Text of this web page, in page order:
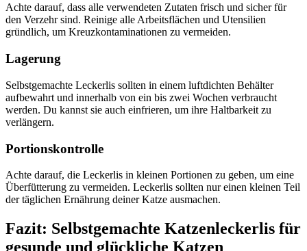
Achte darauf, dass alle verwendeten Zutaten frisch und sicher für
den Verzehr sind. Reinige alle Arbeitsflächen und Utensilien
gründlich, um Kreuzkontaminationen zu vermeiden.
Lagerung
Selbstgemachte Leckerlis sollten in einem luftdichten Behälter
aufbewahrt und innerhalb von ein bis zwei Wochen verbraucht
werden. Du kannst sie auch einfrieren, um ihre Haltbarkeit zu
verlängern.
Portionskontrolle
Achte darauf, die Leckerlis in kleinen Portionen zu geben, um eine
Überfütterung zu vermeiden. Leckerlis sollten nur einen kleinen Teil
der täglichen Ernährung deiner Katze ausmachen.
Fazit: Selbstgemachte Katzenleckerlis für
gesunde und glückliche Katzen